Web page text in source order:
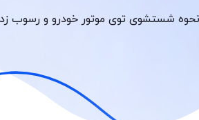
نحوه شستشوی توی موتور خودرو و رسوب